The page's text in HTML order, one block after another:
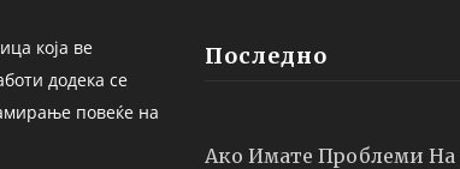
која ве
додека се
повеќе на
Последно
Ако Имате Проблеми На